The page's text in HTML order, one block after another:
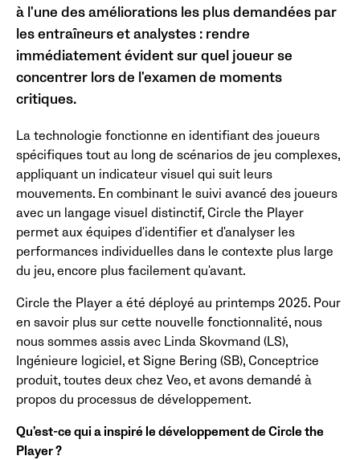
à l'une des améliorations les plus demandées par
les entraîneurs et analystes : rendre
immédiatement évident sur quel joueur se
concentrer lors de l'examen de moments
critiques.
La technologie fonctionne en identifiant des joueurs
spécifiques tout au long de scénarios de jeu complexes,
appliquant un indicateur visuel qui suit leurs
mouvements. En combinant le suivi avancé des joueurs
avec un langage visuel distinctif, Circle the Player
permet aux équipes d'identifier et d'analyser les
performances individuelles dans le contexte plus large
du jeu, encore plus facilement qu'avant.
Circle the Player a été déployé au printemps 2025. Pour
en savoir plus sur cette nouvelle fonctionnalité, nous
nous sommes assis avec Linda Skovmand (LS),
Ingénieure logiciel, et Signe Bering (SB), Conceptrice
produit, toutes deux chez Veo, et avons demandé à
propos du processus de développement.
Qu'est-ce qui a inspiré le développement de Circle the
Player ?